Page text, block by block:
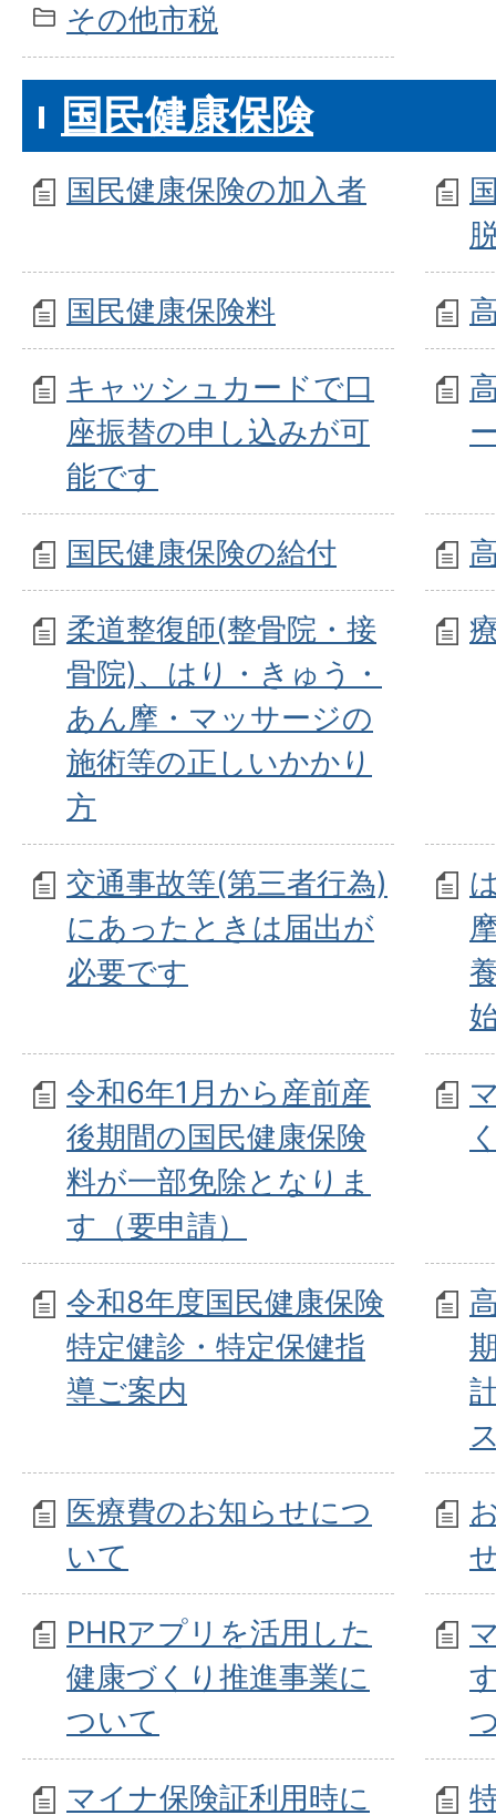
その他市税
国民健康保険
国民健康保険の加入者
国民健康保険料
キャッシュカードで口
座振替の申し込みが可
能です
国民健康保険の給付
柔道整復師(整骨院・接
骨院)、はり・きゅう・
あん摩・マッサージの
施術等の正しいかかり
方
交通事故等(第三者行為)
にあったときは届出が
必要です
令和6年1月から産前産
後期間の国民健康保険
料が一部免除となりま
す（要申請）
令和8年度国民健康保険
特定健診・特定保健指
導ご案内
医療費のお知らせにつ
いて
PHRアプリを活用した
健康づくり推進事業に
ついて
マイナ保険証利用時に